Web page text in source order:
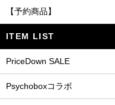
【予約商品】
ITEM LIST
PriceDown SALE
Psychoboxコラボ